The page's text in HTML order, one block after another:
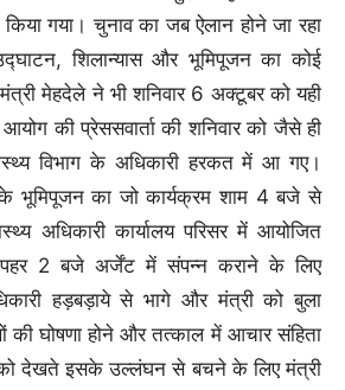
गया। चुनाव का जब ऐलान होने जा रहा
शिलान्यास और भूमिपूजन का कोई
मेहदेले ने भी शनिवार 6 अक्टूबर को यही
की प्रेससवार्ता की शनिवार को जैसे ही
विभाग के अधिकारी हरकत में आ गए।
के भूमिपूजन का जो कार्यक्रम शाम 4 बजे से
अधिकारी कार्यालय परिसर में आयोजित
2 बजे अर्जेंट में संपन्न कराने के लिए
हड़बड़ाये से भागे और मंत्री को बुला
की घोषणा होने और तत्काल में आचार संहिता
को देखते इसके उल्लंघन से बचने के लिए मंत्री